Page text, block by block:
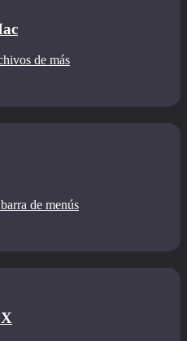
de más
de menús